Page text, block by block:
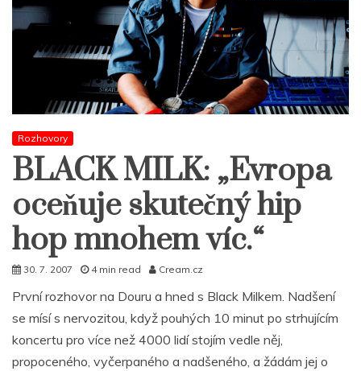
Rozhovory
BLACK MILK: „Evropa
oceňuje skutečný hip
hop mnohem víc.“
30. 7. 2007 4 min read Cream.cz
První rozhovor na Douru a hned s Black Milkem. Nadšení
se mísí s nervozitou, když pouhých 10 minut po strhujícím
koncertu pro více než 4000 lidí stojím vedle něj,
propoceného, vyčerpaného a nadšeného, a žádám jej o